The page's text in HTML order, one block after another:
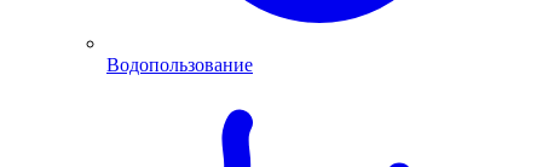
Водопользование